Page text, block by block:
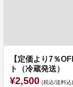
【定価より7％
ト（冷蔵発送）
¥2,500 (税込/送料込)